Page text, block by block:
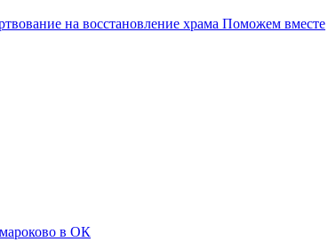
Поможем вместе